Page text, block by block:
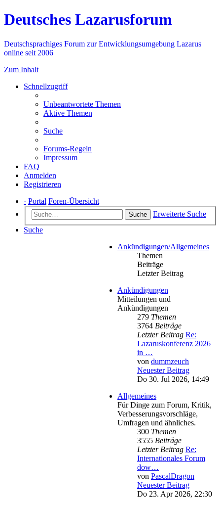
Deutsches Lazarusforum
Deutschsprachiges Forum zur Entwicklungsumgebung Lazarus
online seit 2006
Zum Inhalt
Schnellzugriff
Unbeantwortete Themen
Aktive Themen
Suche
Forums-Regeln
Impressum
FAQ
Anmelden
Registrieren
· Portal Foren-Übersicht
Suche
Erweiterte Suche
Suche
Ankündigungen/Allgemeines
Themen
Beiträge
Letzter Beitrag
Ankündigungen
Mitteilungen und
Ankündigungen
279 Themen
3764 Beiträge
Letzter Beitrag Re:
Lazaruskonferenz 2026
in …
von dummzeuch
Neuester Beitrag
Do 30. Jul 2026, 14:49
Allgemeines
Für Dinge zum Forum, Kritik,
Verbesserungsvorschläge,
Umfragen und ähnliches.
300 Themen
3555 Beiträge
Letzter Beitrag Re:
Internationales Forum
dow…
von PascalDragon
Neuester Beitrag
Do 23. Apr 2026, 22:30